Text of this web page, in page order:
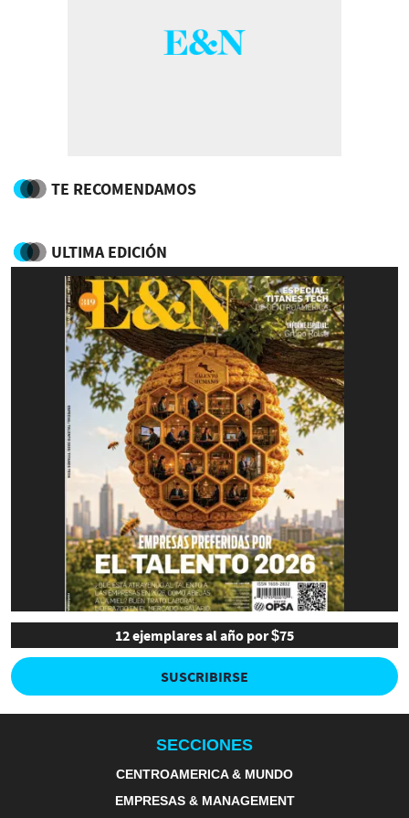
TE RECOMENDAMOS
ULTIMA EDICIÓN
12 ejemplares al año por $75
SUSCRIBIRSE
SECCIONES
CENTROAMERICA & MUNDO
EMPRESAS & MANAGEMENT